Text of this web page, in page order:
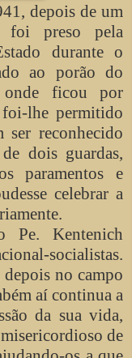
depois de um
foi preso pela
durante o
ao porão do
onde ficou por
foi-lhe permitido
ser reconhecido
dois guardas,
paramentos e
celebrar a
Kentenich
socialistas.
no campo
aí continua a
da sua vida,
de